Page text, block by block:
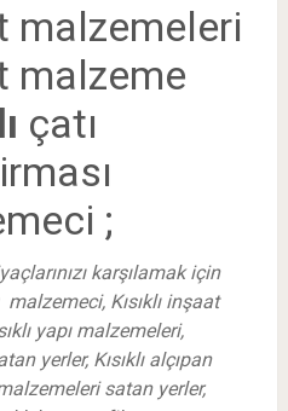
malzemeleri
malzeme
çatı
;
karşılamak için
malzemeci, Kısıklı inşaat
yapı malzemeleri,
yerler, Kısıklı alçıpan
satan yerler,